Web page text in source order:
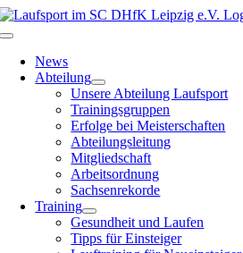
Zum
Inhalt
Toggle
Navigation
News
Abteilung
Unsere Abteilung Laufsport
Trainingsgruppen
Erfolge bei Meisterschaften
Abteilungsleitung
Mitgliedschaft
Arbeitsordnung
Sachsenrekorde
Training
Gesundheit und Laufen
Tipps für Einsteiger